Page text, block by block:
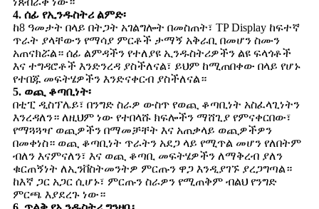
4. ሰፊ የኢንዱስትሪ ልምድ፡
ከ8 ዓመታት በላይ በትጋት አገልግሎት በመስጠት፣ TP Display ከፍተኛ
ጥራት ያላቸውን የማሳያ ምርቶች ታማኝ አቅራቢ በመሆን ስሙን
አጠናክሯል። ሰፊ ልምዳችን የተለያዩ ኢንዱስትሪዎችን ልዩ ፍላጎቶች
እና ተግዳሮቶች እንድንረዳ ያስችለናል፣ ይህም ከሚጠበቀው በላይ የሆኑ
የተበጁ መፍትሄዎችን እንድናቀርብ ያስችለናል።
5. ወጪ ቆጣቢነት፡
በቲፒ ዲስፕሌይ፣ በንግድ ስራዎ ውስጥ የወጪ ቆጣቢነት አስፈላጊነትን
እንረዳለን። ለዚህም ነው የተበላሹ ክፍሎችን ማሸጊያ የምናቀርበው፣
የማጓጓዣ ወጪዎችን በማመቻቸት እና አጠቃላይ ወጪዎችዎን
በመቀነስ። ወጪ ቆጣቢነት ጥራትን አደጋ ላይ የሚጥል መሆን የለበትም
ብለን እናምናለን፣ እና ወጪ ቆጣቢ መፍትሄዎችን ለማቅረብ ያለን
ቁርጠኝነት ለኢንቨስትመንትዎ ምርጡን ዋጋ እንዲያገኙ ያረጋግጣል።
ከእኛ ጋር አጋር ሲሆኑ፣ ምርጡን ስራዎን የሚጠቅም ብልህ የንግድ
ምርጫ እያደረጉ ነው።